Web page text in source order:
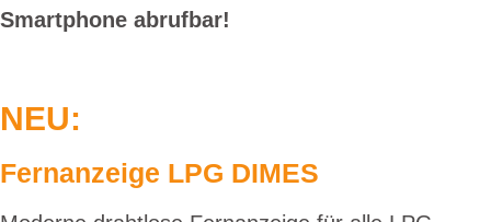
Smartphone abrufbar!
NEU:
Fernanzeige LPG DIMES